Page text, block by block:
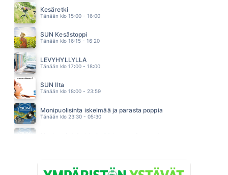
SUMMER IS CRAZY
ALEXIA
ITSENI HERRA
JANNIKA B
Kesäretki
Tänään klo 15:00 - 16:00
SUN Kesästoppi
Tänään klo 16:15 - 16:20
LEVYHYLLYLLÄ
Tänään klo 17:00 - 18:00
SUN Ilta
Tänään klo 18:00 - 23:59
Monipuolisinta iskelmää ja parasta poppia
Tänään klo 23:30 - 05:30